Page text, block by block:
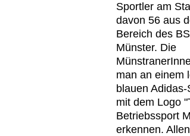
Sportler am
davon 56 aus
Bereich des
Münster. Die
man an einem
blauen
mit dem Logo
Betriebssport
erkennen.